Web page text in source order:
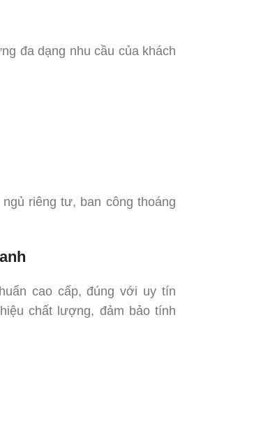
đa dạng nhu cầu của khách
riêng tư, ban công thoáng
cao cấp, đúng với uy tín
chất lượng, đảm bảo tính